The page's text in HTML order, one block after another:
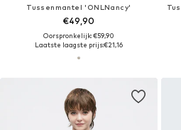
Tussenmantel 'ONLNancy'
€49,90
Oorspronkelijk: €59,90
Laatste laagste prijs:€21,16